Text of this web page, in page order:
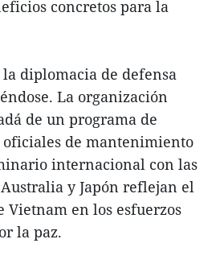
concretos para la
diplomacia de defensa
La organización
de un programa de
oficiales de mantenimiento
internacional con las
y Japón reflejan el
Vietnam en los esfuerzos
la paz.